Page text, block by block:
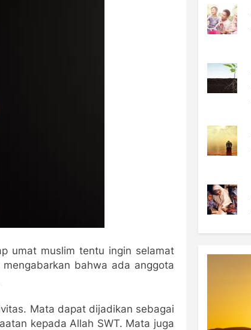
umat muslim tentu ingin selamat
bahwa ada anggota
Mata dapat dijadikan sebagai
kepada Allah SWT. Mata juga